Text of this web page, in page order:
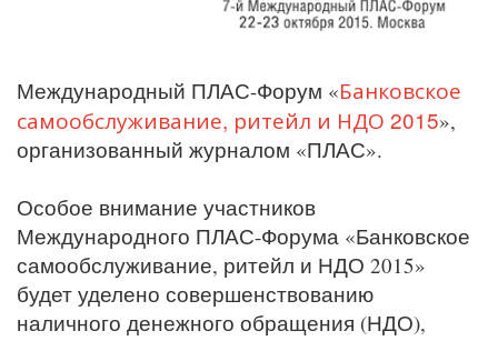
Международный ПЛАС-Форум «Банковское
самообслуживание, ритейл и НДО 2015»,
организованный журналом «ПЛАС».
Особое внимание участников
Международного ПЛАС-Форума «Банковское
самообслуживание, ритейл и НДО 2015»
будет уделено совершенствованию
наличного денежного обращения (НДО),